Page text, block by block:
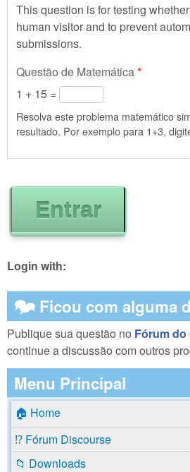
This question is for testing
human visitor and to prevent
submissions.
Questão de Matemática*
1 + 15 =
Resolva este problema matemático
resultado. Por exemplo para 1+3,
Login with:
🗫 Ficou com alguma
Publique sua questão no Fórum do
continue a discussão com outros
Menu Principal
🏠 Home
⁉️ Fórum Discourse
📁 Downloads